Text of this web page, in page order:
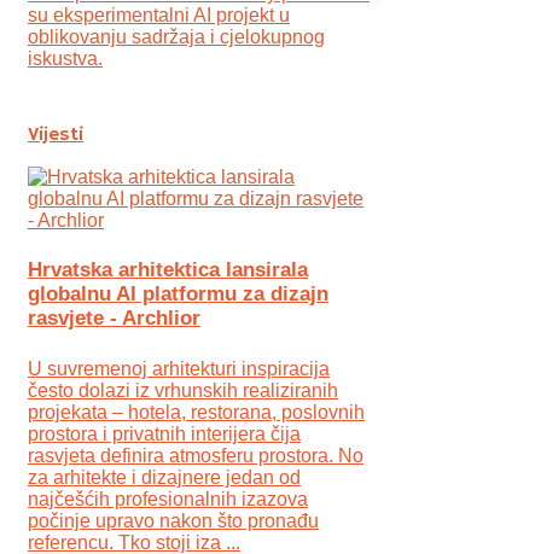
su eksperimentalni AI projekt u
oblikovanju sadržaja i cjelokupnog
iskustva.
Vijesti
Hrvatska arhitektica lansirala
globalnu AI platformu za dizajn
rasvjete - Archlior
U suvremenoj arhitekturi inspiracija
često dolazi iz vrhunskih realiziranih
projekata – hotela, restorana, poslovnih
prostora i privatnih interijera čija
rasvjeta definira atmosferu prostora. No
za arhitekte i dizajnere jedan od
najčešćih profesionalnih izazova
počinje upravo nakon što pronađu
referencu. Tko stoji iza ...